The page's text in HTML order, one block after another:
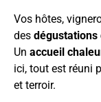
Vos hôtes,
des dégustations
Un accueil
ici, tout est réuni
et terroir.